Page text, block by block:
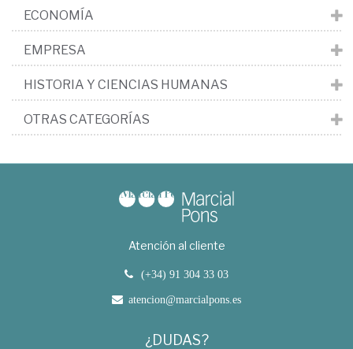
ECONOMÍA
EMPRESA
HISTORIA Y CIENCIAS HUMANAS
OTRAS CATEGORÍAS
Atención al cliente
(+34) 91 304 33 03
atencion@marcialpons.es
¿DUDAS?